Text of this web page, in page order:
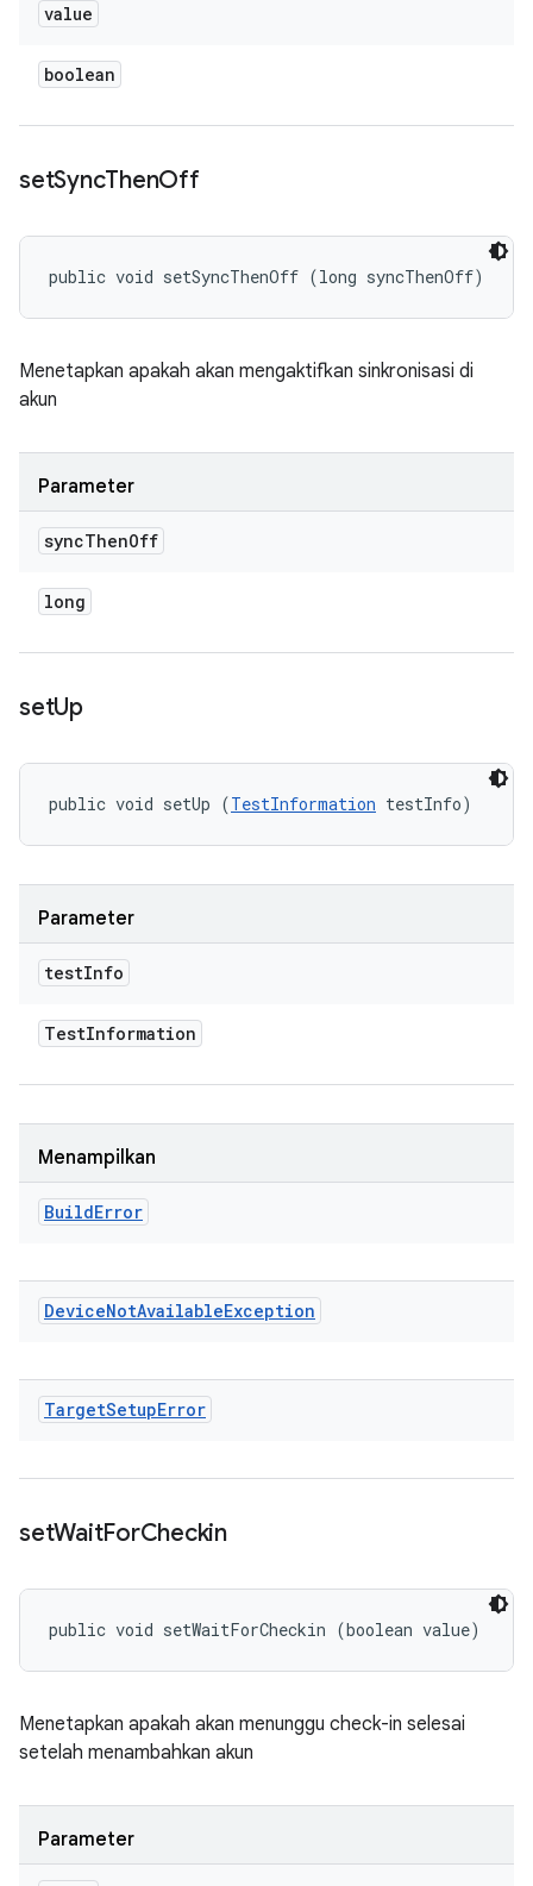
value
boolean
setSyncThenOff
public void setSyncThenOff (long syncThenOff)
Menetapkan apakah akan mengaktifkan sinkronisasi di
akun
Parameter
syncThenOff
long
setUp
public void setUp (TestInformation testInfo)
Parameter
testInfo
TestInformation
Menampilkan
BuildError
DeviceNotAvailableException
TargetSetupError
setWaitForCheckin
public void setWaitForCheckin (boolean value)
Menetapkan apakah akan menunggu check-in selesai
setelah menambahkan akun
Parameter